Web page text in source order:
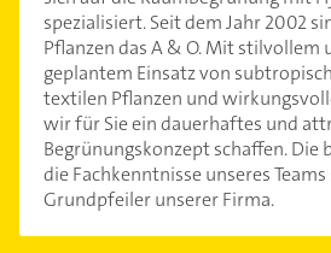
spezialisiert. Seit dem Jahr 2002
Pflanzen das A & O. Mit stilvollem
geplantem Einsatz von
textilen Pflanzen und
wir für Sie ein dauerhaftes und
Begrünungskonzept schaffen. Die
die Fachkenntnisse unseres
Grundpfeiler unserer Firma.